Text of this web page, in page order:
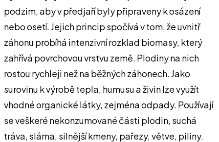
podzim, aby v předjaří byly připraveny k osázení
nebo osetí. Jejich princip spočívá v tom, že uvnitř
záhonu probíhá intenzivní rozklad biomasy, který
zahřívá povrchovou vrstvu země. Plodiny na nich
rostou rychleji než na běžných záhonech. Jako
surovinu k výrobě tepla, humusu a živin lze využít
vhodné organické látky, zejména odpady. Používají
se veškeré nekonzumované části plodin, suchá
tráva, sláma, silnější kmeny, pařezy, větve, piliny.